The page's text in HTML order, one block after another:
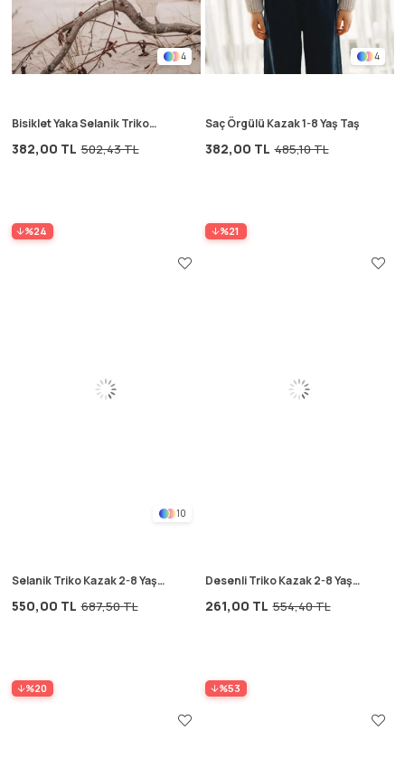
4
Bisiklet Yaka Selanik Triko
382,00 TL 502,43 TL
%24
4
Saç Örgülü Kazak 1-8 Yaş Taş
382,00 TL 485,10 TL
%21
10
Selanik Triko Kazak 2-8 Yaş
550,00 TL 687,50 TL
%20
Desenli Triko Kazak 2-8 Yaş
261,00 TL 554,40 TL
%53